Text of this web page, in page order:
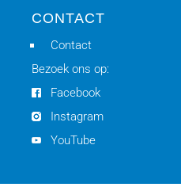
CONTACT
Contact
Bezoek ons op:
Facebook
Instagram
YouTube